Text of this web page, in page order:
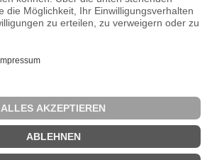
keyboard_arrow_down